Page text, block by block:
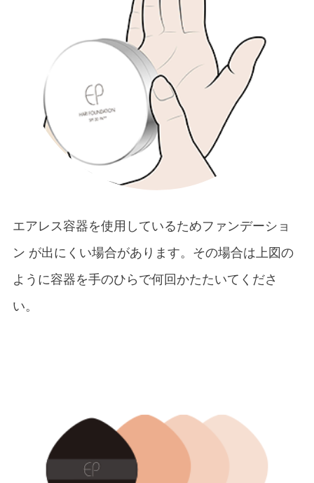
エアレス容器を使用しているためファンデーショ
ン が出にくい場合があります。その場合は上図の
ように容器を手のひらで何回かたたいてくださ
い。